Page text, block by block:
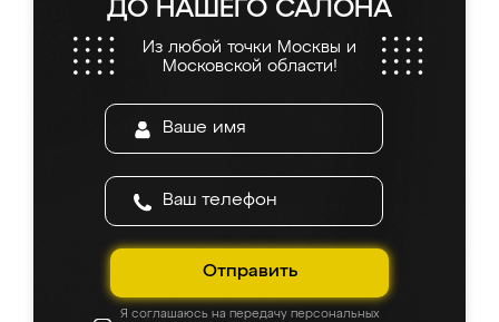
ДО НАШЕГО САЛОНА
Из любой точки Москвы и
Московской области!
Отправить
Я соглашаюсь на передачу персональных